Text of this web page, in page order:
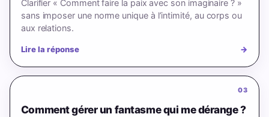
Clarifier « Comment faire la paix avec son imaginaire ? »
sans imposer une norme unique à l’intimité, au corps ou
aux relations.
Lire la réponse →
03
Comment gérer un fantasme qui me dérange ?